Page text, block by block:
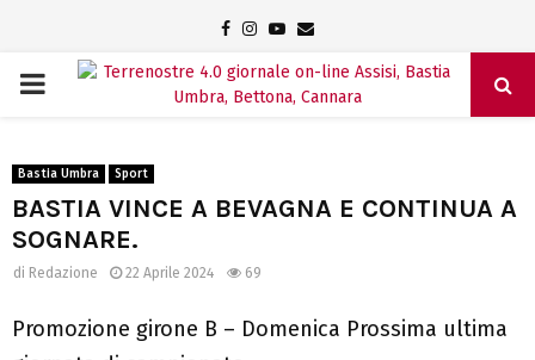
Facebook
Instagram
Youtube
Email
PRIMARY
Bastia Umbra Sport
BASTIA VINCE A BEVAGNA E CONTINUA A
SOGNARE.
di Redazione 22 Aprile 2024 69
Promozione girone B – Domenica Prossima ultima